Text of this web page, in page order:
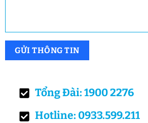
Tổng Đài: 1900 2276
Hotline: 0933.599.211